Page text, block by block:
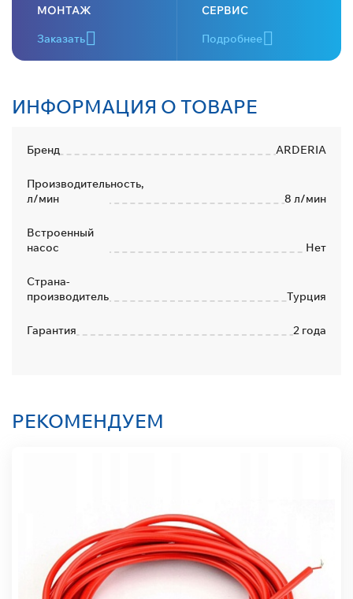
МОНТАЖ
Заказать
СЕРВИС
Подробнее
ИНФОРМАЦИЯ О ТОВАРЕ
Бренд ARDERIA
Производительность,
л/мин
8 л/мин
Встроенный
насос
Нет
Страна-
производитель
Турция
Гарантия 2 года
РЕКОМЕНДУЕМ